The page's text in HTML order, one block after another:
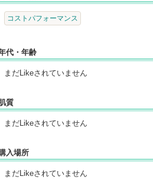
コストパフォーマンス
代・年齢
まだLikeされていません
質
まだLikeされていません
入場所
まだLikeされていません